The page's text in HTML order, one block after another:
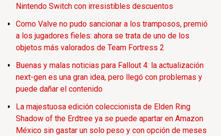
Nintendo Switch con irresistibles descuentos
Como Valve no pudo sancionar a los tramposos, premió
a los jugadores fieles: ahora se trata de uno de los
objetos más valorados de Team Fortress 2
Buenas y malas noticias para Fallout 4: la actualización
next-gen es una gran idea, pero llegó con problemas y
puede dañar el contenido
La majestuosa edición coleccionista de Elden Ring
Shadow of the Erdtree ya se puede apartar en Amazon
México sin gastar un solo peso y con opción de meses